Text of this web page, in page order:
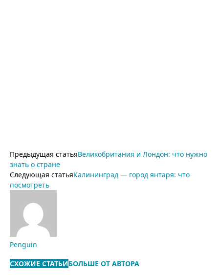
Предыдущая статьяВеликобритания и Лондон: что нужно
знать о стране
Следующая статьяКалининград — город янтаря: что
посмотреть
Penguin
СХОЖИЕ СТАТЬИБОЛЬШЕ ОТ АВТОРА